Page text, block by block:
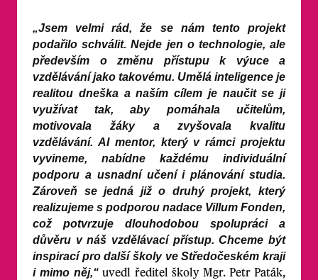
„Jsem velmi rád, že se nám tento projekt
podařilo schválit. Nejde jen o technologie, ale
především o změnu přístupu k výuce a
vzdělávání jako takovému. Umělá inteligence je
realitou dneška a naším cílem je naučit se ji
využívat tak, aby pomáhala učitelům,
motivovala žáky a zvyšovala kvalitu
vzdělávání. AI mentor, který v rámci projektu
vyvineme, nabídne každému individuální
podporu a usnadní učení i plánování studia.
Zároveň se jedná již o druhý projekt, který
realizujeme s podporou nadace Villum Fonden,
což potvrzuje dlouhodobou spolupráci a
důvěru v náš vzdělávací přístup. Chceme být
inspirací pro další školy ve Středočeském kraji
i mimo něj,“ uvedl ředitel školy Mgr. Petr Paták,